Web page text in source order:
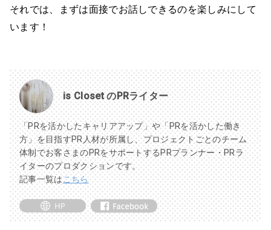
それでは、まずは面接でお話しできるのを楽しみにして
います！
is Closet のPRライター
「PRを活かしたキャリアアップ」や「PRを活かした働き
方」を目指すPR人材が所属し、プロジェクトごとのチーム
体制でお客さまのPRをサポートするPRプランナー・PRラ
イターのプロダクションです。
記事一覧はこちら